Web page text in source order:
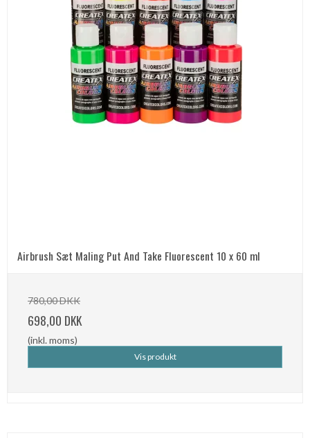
Airbrush Sæt Maling Put And Take Fluorescent 10 x 60 ml
780,00 DKK
698,00 DKK
(inkl. moms)
Vis produkt